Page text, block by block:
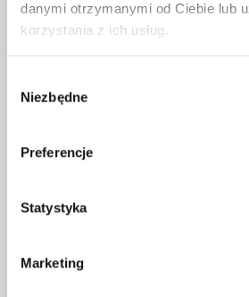
danymi otrzymanymi od Ciebie lub
korzystania z ich usług.
zgody
Niezbędne
Preferencje
Statystyka
Marketing